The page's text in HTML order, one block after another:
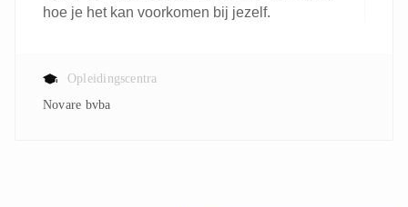
hoe je het kan voorkomen bij jezelf.
Opleidingscentra
Novare bvba